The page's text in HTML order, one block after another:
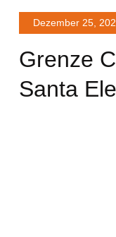
Dezember 25,
Grenze
Santa